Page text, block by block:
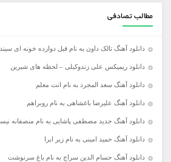
مطالب تصادفی
دانلود آهنگ تالک داون به نام قبل دوازده خونه ای
دانلود ریمیکس علی زندوکیلی – لحظه های شیرین
دانلود آهنگ سعد المجرد به نام انت معلم
دانلود آهنگ علیرضا باغشاهی به نام روبراهم
دانلود آهنگ جدید مصطفی پاشایی به نام منصفانه
دانلود آهنگ حمید امینی به نام زیر ابرا
دانلود آهنگ حسام الدین سراج به نام باغ سرنوشت